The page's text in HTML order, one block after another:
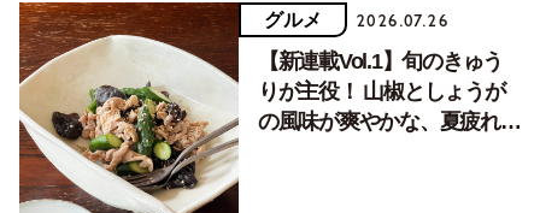
グルメ 2026.07.26
【新連載Vol.1】旬のきゅう
りが主役！ 山椒としょうが
の風味が爽やかな、夏疲れを